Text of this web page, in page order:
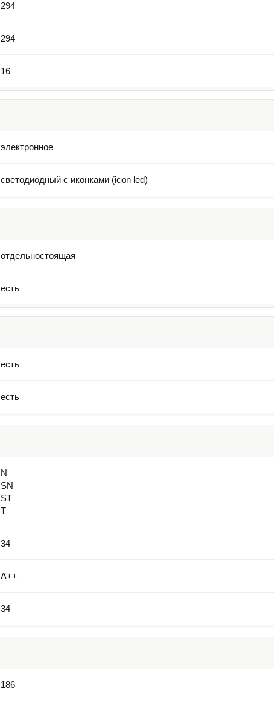
294
294
16
электронное
светодиодный с иконками (icon led)
отдельностоящая
есть
есть
есть
N
SN
ST
T
34
А++
34
186